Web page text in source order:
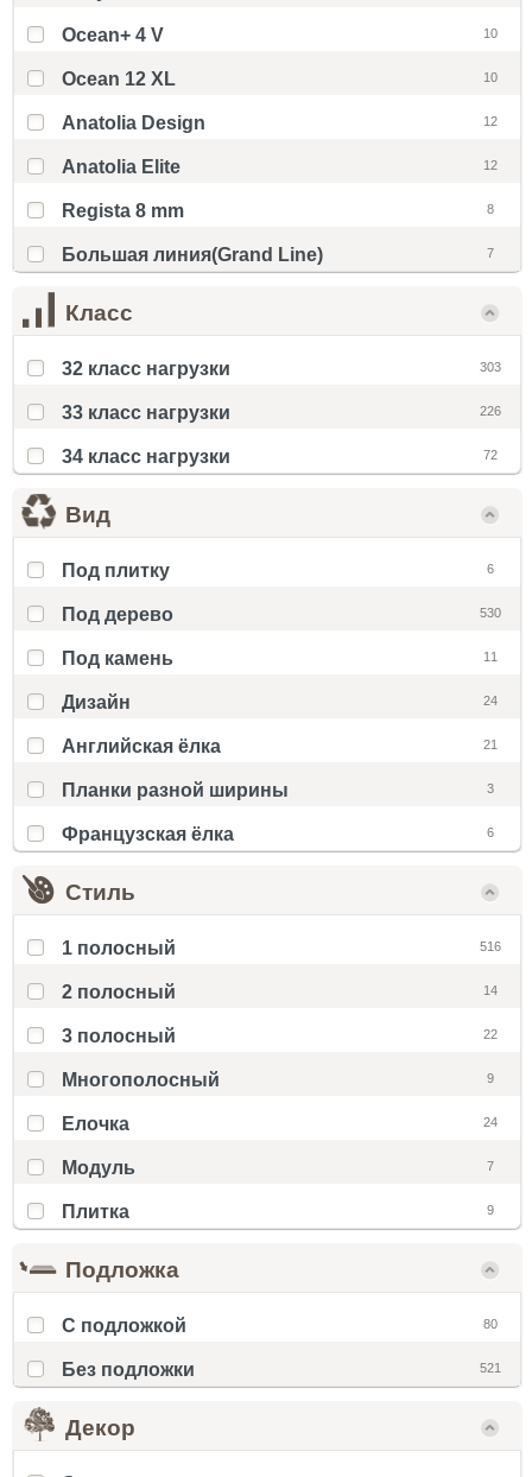
Ocean+ 4 V 10
Ocean 12 XL 10
Anatolia Design 12
Anatolia Elite 12
Regista 8 mm 8
Большая линия(Grand Line) 7
Класс
32 класс нагрузки 303
33 класс нагрузки 226
34 класс нагрузки 72
Вид
Под плитку 6
Под дерево 530
Под камень 11
Дизайн 24
Английская ёлка 21
Планки разной ширины 3
Французская ёлка 6
Стиль
1 полосный 516
2 полосный 14
3 полосный 22
Многополосный 9
Елочка 24
Модуль 7
Плитка 9
Подложка
С подложкой 80
Без подложки 521
Декор